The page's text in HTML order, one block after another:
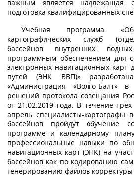
важным является надлежащая
подготовка квалифицированных
Учебная программа
картографических служб
бассейнов внутренних
программным обеспечением для
электронных навигационных карт
путей (ЭНК ВВП)»
«Администрация «Волго-Балт»
решений протокола совещания
от 21.02.2019 года. В течение
апрель специалисты-картографы
бассейнов пройдут обучение
программе и календарному
профессиональные навыки по
навигационных карт (ЭНК) на
бассейнов как по кодированию
генерированию файлов